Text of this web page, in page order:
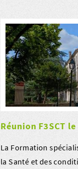
Réunion F3SCT
La Formation
la Santé et des